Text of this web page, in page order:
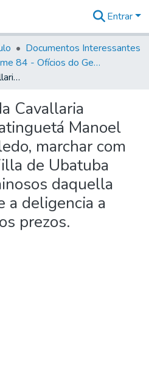
na
Entrar
Documentos Interessantes
Volume 84 - Ofícios do General Martins Lopes de Saldanha (Governador da Capitania): 1782- 1786
Para o Tenente da Cavallaria Auxiliar de Guaratinguetá Manoel Francisco de Tolledo, marchar com 20 Soldados a Villa de Ubatuba aprender os criminosos daquella Villa pagando-se a deligencia a custa dos mesmos prezos.
Cavallaria
Manoel
marchar com
de Ubatuba
daquella
a deligencia a
prezos.